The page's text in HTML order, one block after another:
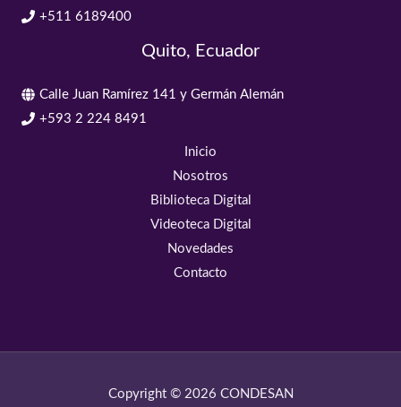
+511 6189400
Quito, Ecuador
Calle Juan Ramírez 141 y Germán Alemán
+593 2 224 8491
Inicio
Nosotros
Biblioteca Digital
Videoteca Digital
Novedades
Contacto
Copyright © 2026 CONDESAN